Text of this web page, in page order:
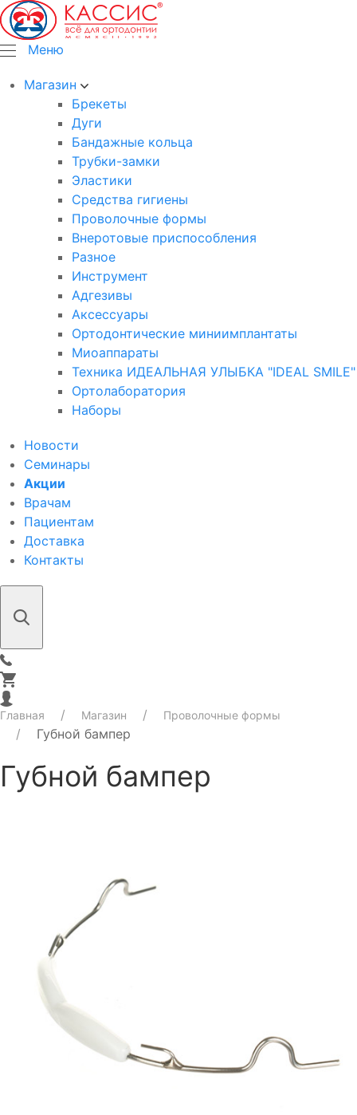
Меню
Магазин
Брекеты
Дуги
Бандажные кольца
Трубки-замки
Эластики
Средства гигиены
Проволочные формы
Внеротовые приспособления
Разное
Инструмент
Адгезивы
Аксессуары
Ортодонтические миниимплантаты
Миоаппараты
Техника ИДЕАЛЬНАЯ УЛЫБКА "IDEAL SMILE"
Ортолаборатория
Наборы
Новости
Семинары
Акции
Врачам
Пациентам
Доставка
Контакты
Главная Магазин Проволочные формы
Губной бампер
Губной бампер